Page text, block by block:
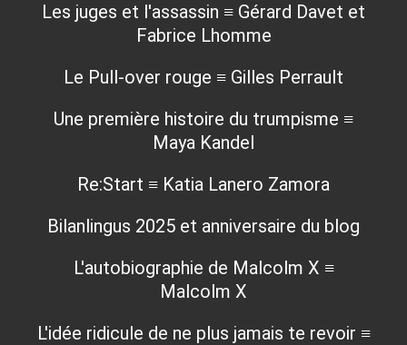
Les juges et l'assassin ≡ Gérard Davet et
Fabrice Lhomme
Le Pull-over rouge ≡ Gilles Perrault
Une première histoire du trumpisme ≡
Maya Kandel
Re:Start ≡ Katia Lanero Zamora
Bilanlingus 2025 et anniversaire du blog
L'autobiographie de Malcolm X ≡
Malcolm X
L'idée ridicule de ne plus jamais te revoir ≡